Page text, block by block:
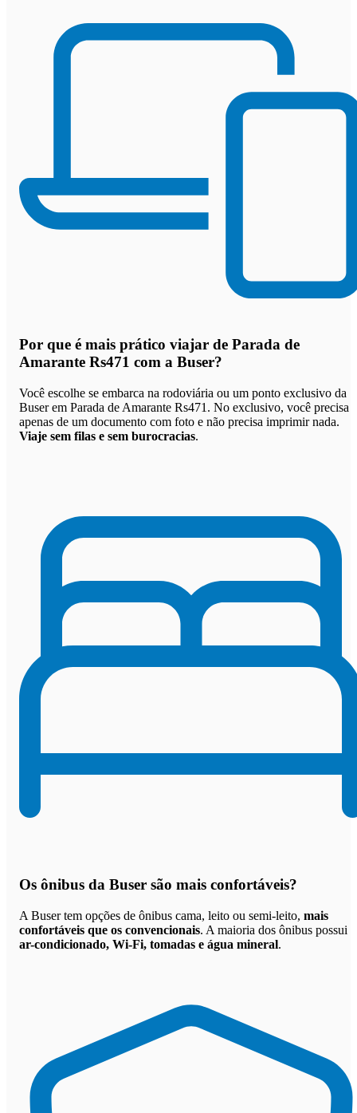
Por que é mais prático viajar de Parada de
Amarante Rs471 com a Buser?
Você escolhe se embarca na rodoviária ou um ponto exclusivo da
Buser em Parada de Amarante Rs471. No exclusivo, você precisa
apenas de um documento com foto e não precisa imprimir nada.
Viaje sem filas e sem burocracias.
Os ônibus da Buser são mais confortáveis?
A Buser tem opções de ônibus cama, leito ou semi-leito, mais
confortáveis que os convencionais. A maioria dos ônibus possui
ar-condicionado, Wi-Fi, tomadas e água mineral.